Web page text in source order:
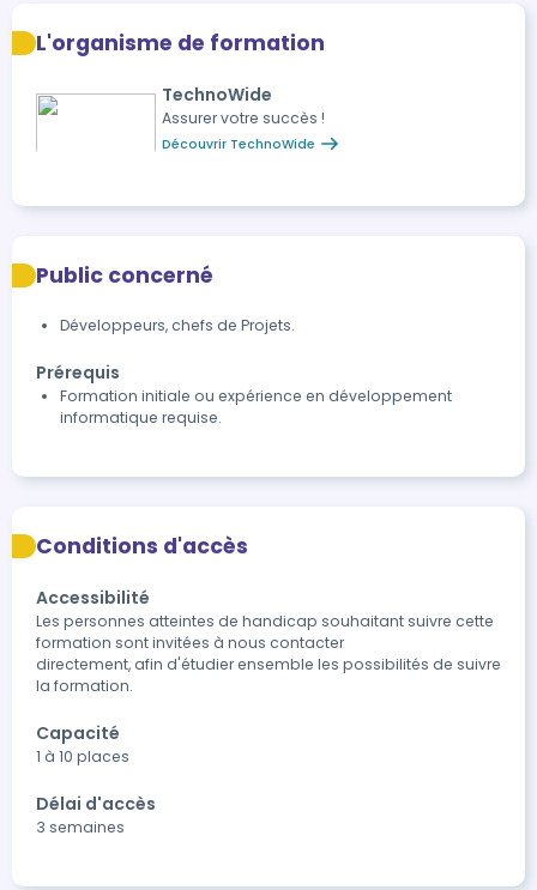
Média
ODBC
L'organisme de formation
TechnoWide
Assurer votre succès !
Découvrir TechnoWide
Public concerné
Développeurs, chefs de Projets.
Prérequis
Formation initiale ou expérience en développement
informatique requise.
Conditions d'accès
Accessibilité
Les personnes atteintes de handicap souhaitant suivre cette
formation sont invitées à nous contacter
directement, afin d'étudier ensemble les possibilités de suivre
la formation.
Capacité
1 à 10 places
Délai d'accès
3 semaines